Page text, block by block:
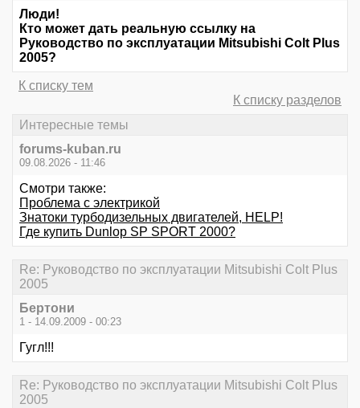
Люди!
Кто может дать реальную ссылку на
Руководство по эксплуатации Mitsubishi Colt Plus
2005?
К списку тем
К списку разделов
Интересные темы
forums-kuban.ru
09.08.2026 - 11:46
Смотри также:
Проблема с электрикой
Знатоки турбодизельных двигателей, HELP!
Где купить Dunlop SP SPORT 2000?
Re: Руководство по эксплуатации Mitsubishi Colt Plus
2005
Бертони
1 - 14.09.2009 - 00:23
Гугл!!!
Re: Руководство по эксплуатации Mitsubishi Colt Plus
2005